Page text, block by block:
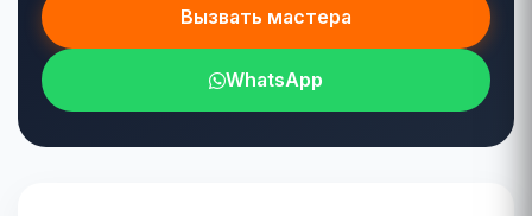
Вызвать мастера
WhatsApp